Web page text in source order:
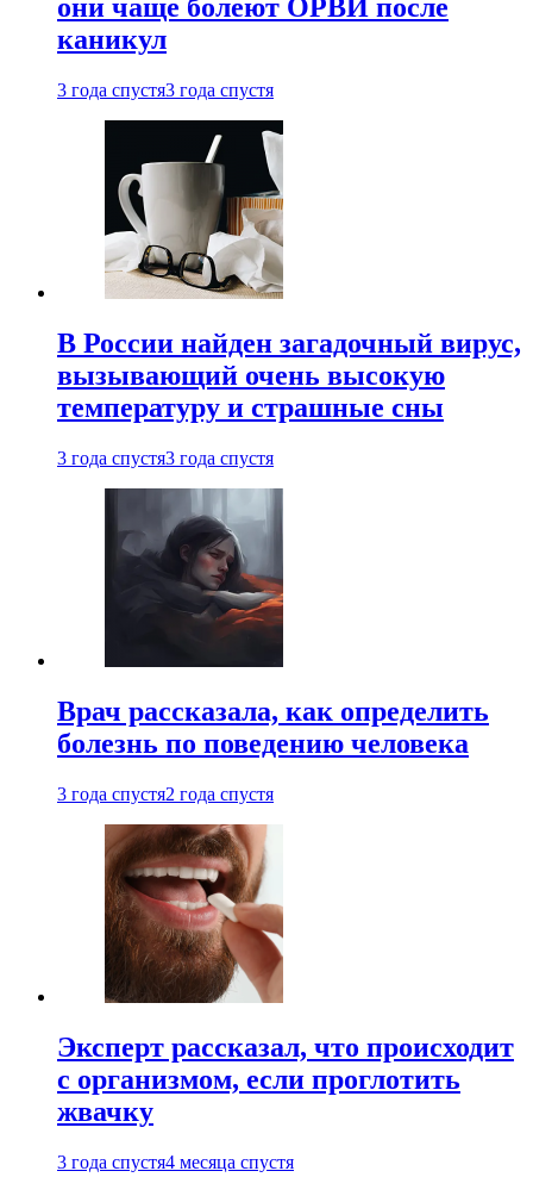
они чаще болеют ОРВИ после
каникул
3 года спустя3 года спустя
В России найден загадочный вирус,
вызывающий очень высокую
температуру и страшные сны
3 года спустя3 года спустя
Врач рассказала, как определить
болезнь по поведению человека
3 года спустя2 года спустя
Эксперт рассказал, что происходит
с организмом, если проглотить
жвачку
3 года спустя4 месяца спустя